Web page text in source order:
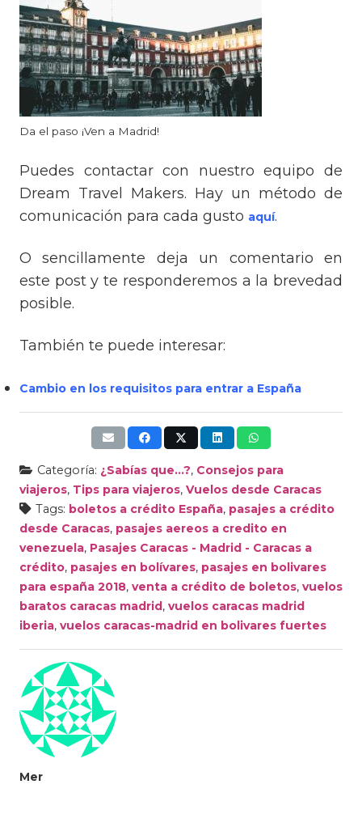
Da el paso ¡Ven a Madrid!
Puedes contactar con nuestro equipo de
Dream Travel Makers. Hay un método de
comunicación para cada gusto aquí.
O sencillamente deja un comentario en
este post y te responderemos a la brevedad
posible.
También te puede interesar:
Cambio en los requisitos para entrar a España
Categoría: ¿Sabías que...?, Consejos para
viajeros, Tips para viajeros, Vuelos desde Caracas
Tags: boletos a crédito España, pasajes a crédito
desde Caracas, pasajes aereos a credito en
venezuela, Pasajes Caracas - Madrid - Caracas a
crédito, pasajes en bolívares, pasajes en bolivares
para españa 2018, venta a crédito de boletos, vuelos
baratos caracas madrid , vuelos caracas madrid
iberia, vuelos caracas-madrid en bolivares fuertes
Mer